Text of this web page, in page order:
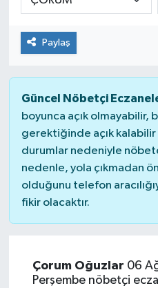
Paylaş
Güncel Nöbetçi
boyunca açık olmayabilir,
gerektiğinde açık
durumlar nedeniyle
nedenle, yola çıkmadan
olduğunu telefon
fikir olacaktır.
Çorum Oğuzlar 06
Perşembe nöbetçi